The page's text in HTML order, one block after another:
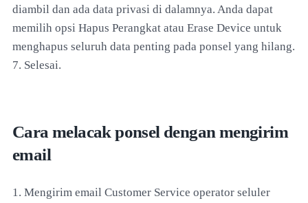
diambil dan ada data privasi di dalamnya. Anda dapat
memilih opsi Hapus Perangkat atau Erase Device untuk
menghapus seluruh data penting pada ponsel yang hilang.
7. Selesai.
Cara melacak ponsel dengan mengirim
email
1. Mengirim email Customer Service operator seluler